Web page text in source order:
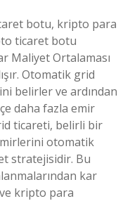
botu, kripto para
ticaret botu
Maliyet Ortalaması
Otomatik grid
belirler ve ardından
daha fazla emir
ticareti, belirli bir
otomatik
stratejisidir. Bu
kar
kripto para